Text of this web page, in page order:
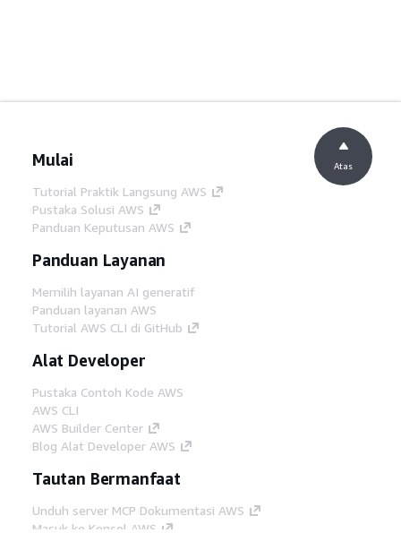
Mulai
Tutorial Praktik Langsung AWS
Pustaka Solusi AWS
Panduan Keputusan AWS
Panduan Layanan
Memilih layanan AI generatif
Panduan layanan AWS
Tutorial AWS CLI di GitHub
Alat Developer
Pustaka Contoh Kode AWS
AWS CLI
AWS Builder Center
Blog Alat Developer AWS
Tautan Bermanfaat
Unduh server MCP Dokumentasi AWS
Masuk ke Konsol AWS
Atas